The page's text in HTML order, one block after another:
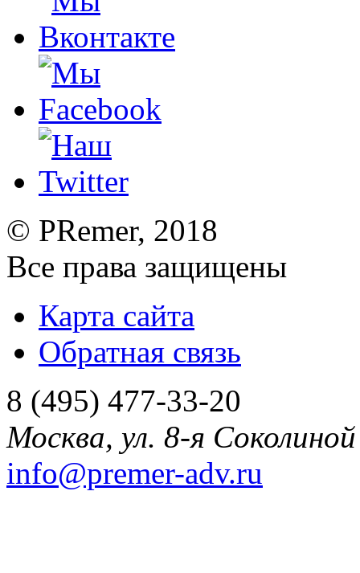
© PRemer, 2018
Все права защищены
Карта сайта
Обратная связь
8 (495) 477-33-20
Москва, ул. 8-я
info@premer-adv.ru